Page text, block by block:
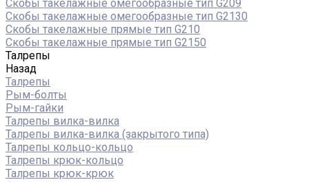
Скобы такелажные омегообразные тип G209
Скобы такелажные омегообразные тип G2130
Скобы такелажные прямые тип G210
Скобы такелажные прямые тип G2150
Талрепы
Назад
Талрепы
Рым-болты
Рым-гайки
Талрепы вилка-вилка
Талрепы вилка-вилка (закрытого типа)
Талрепы кольцо-кольцо
Талрепы крюк-кольцо
Талрепы крюк-крюк